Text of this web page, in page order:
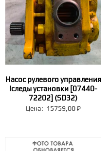
Насос рулевого управления
!следы установки [07440-
72202] (SD32)
Цена: 15759,00₽